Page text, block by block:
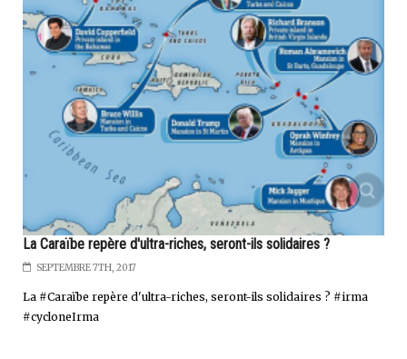
La Caraïbe repère d'ultra-riches, seront-ils solidaires ?
SEPTEMBRE 7TH, 2017
La #Caraïbe repère d'ultra-riches, seront-ils solidaires ? #irma
#cycloneIrma